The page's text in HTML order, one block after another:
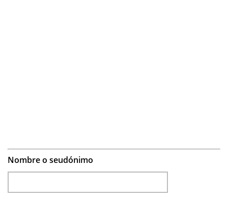
Nombre o seudónimo